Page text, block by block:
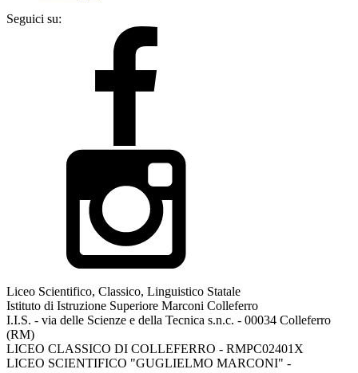
Seguici su:
Liceo Scientifico, Classico, Linguistico Statale
Istituto di Istruzione Superiore Marconi Colleferro
I.I.S. - via delle Scienze e della Tecnica s.n.c. - 00034 Colleferro
(RM)
LICEO CLASSICO DI COLLEFERRO - RMPC02401X
LICEO SCIENTIFICO "GUGLIELMO MARCONI" -